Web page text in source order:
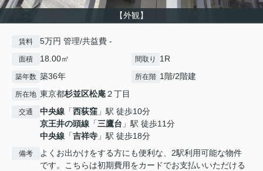
【外観】
賃料 5万円 管理/共益費 -
面積 18.00㎡ 間取り 1R
築年数 築36年 所在階 1階/2階建
所在地 東京都杉並区松庵２丁目
交通 中央線 「西荻窪 」駅 徒歩10分
京王井の頭線 「三鷹台 」駅 徒歩11分
中央線 「吉祥寺 」駅 徒歩18分
備考
よくお出かけをする方にも便利な、2駅利用可能な物件
です。こちらは初期費用をカードでお支払いいただける